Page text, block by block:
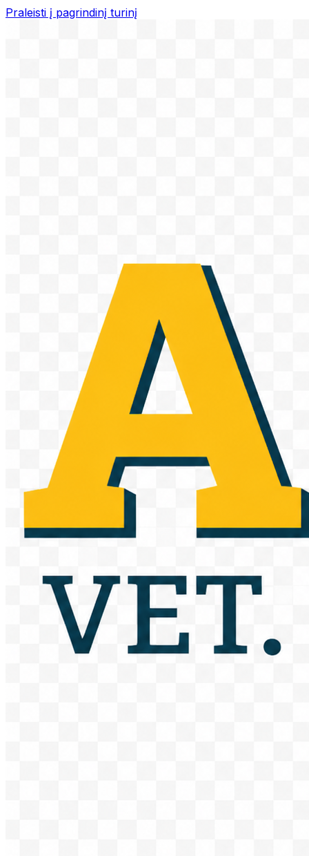
Praleisti į pagrindinį turinį